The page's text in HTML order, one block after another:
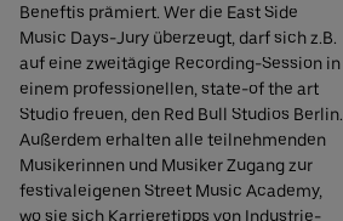
Beneftis prämiert. Wer die East Side
Music Days-Jury überzeugt, darf sich z.B.
auf eine zweitägige Recording-Session in
einem professionellen, state-of the art
Studio freuen, den Red Bull Studios Berlin.
Außerdem erhalten alle teilnehmenden
Musikerinnen und Musiker Zugang zur
festivaleigenen Street Music Academy,
wo sie sich Karrieretipps von Industrie-